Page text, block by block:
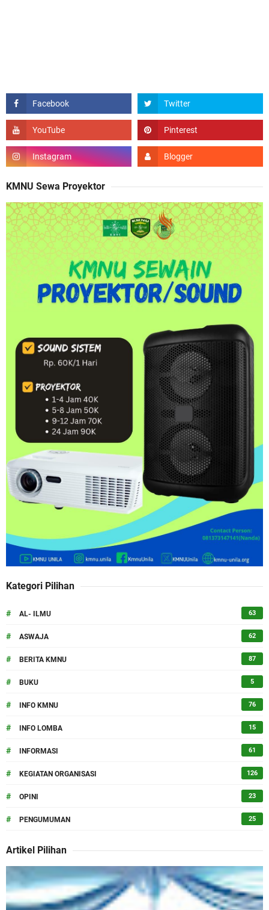
KMNU Sewa Proyektor
Kategori Pilihan
# AL- ILMU 63
# ASWAJA 62
# BERITA KMNU 87
# BUKU 5
# INFO KMNU 76
# INFO LOMBA 15
# INFORMASI 61
# KEGIATAN ORGANISASI 126
# OPINI 23
# PENGUMUMAN 25
Artikel Pilihan